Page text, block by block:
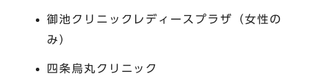
御池クリニックレディースプラザ（女性の
み）
四条烏丸クリニック